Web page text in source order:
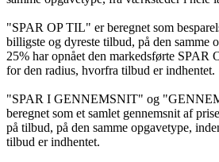
"SPAR OP TIL" er beregnet som
billigste og dyreste tilbud, på den samme
25% har opnået den markedsførte SPAR
for den radius, hvorfra tilbud er indhentet.
"SPAR I GENNEMSNIT" og
beregnet som et samlet gennemsnit af
på tilbud, på den samme opgavetype,
tilbud er indhentet.